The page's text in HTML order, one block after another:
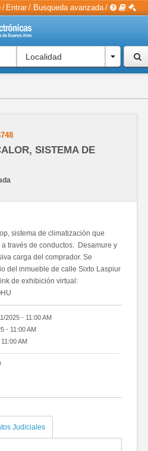
/ Entrar / Busqueda avanzada /
Localidad
SISTEMA DE
sistema de climatización que
través de conductos. Desamure y
carga del comprador. Se
del inmueble de calle Sixto Laspiur
de exhibición virtual:
2025 - 11:00 AM
- 11:00 AM
AM
Judiciales